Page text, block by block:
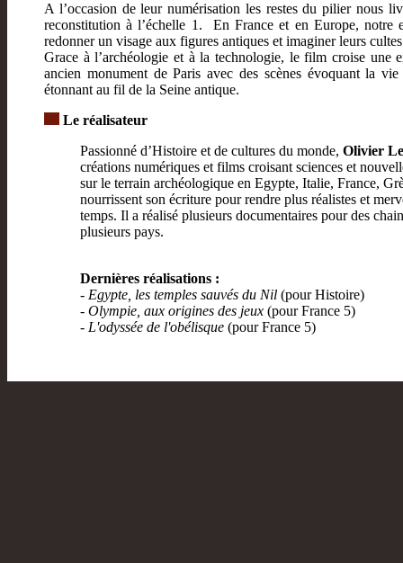
A l’occasion de leur numérisation les restes du pilier nous
reconstitution à l’échelle 1. En France et en Europe, notre
redonner un visage aux figures antiques et imaginer leurs
Grace à l’archéologie et à la technologie, le film croise une
ancien monument de Paris avec des scènes évoquant la
étonnant au fil de la Seine antique.
Le réalisateur
Passionné d’Histoire et de cultures du monde, Olivier
créations numériques et films croisant sciences et
sur le terrain archéologique en Egypte, Italie, France,
nourrissent son écriture pour rendre plus réalistes et
temps. Il a réalisé plusieurs documentaires pour des
plusieurs pays.
Dernières réalisations :
- Egypte, les temples sauvés du Nil (pour Histoire)
- Olympie, aux origines des jeux (pour France 5)
- L'odyssée de l'obélisque (pour France 5)